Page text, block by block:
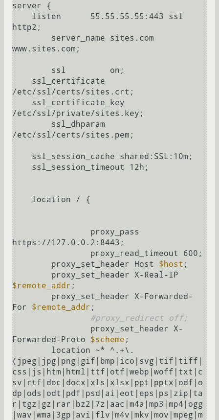
server {
http2;
www.sites.com;
/etc/ssl/certs/sites.crt;
/etc/ssl/private/sites.key;
/etc/ssl/certs/sites.pem;
https://127.0.0.2:8443;
        proxy_set_header Host
$host ;
$remote_addr ;
For $remote_addr ;
#proxy_redirect off;
Forwarded-Proto $scheme ;
(jpeg|jpg|png|gif|bmp|ico|svg|tif|tiff|
css|js|htm|html|ttf|otf|webp|woff|txt|c
sv|rtf|doc|docx|xls|xlsx|ppt|pptx|odf|o
dp|ods|odt|pdf|psd|ai|eot|eps|ps|zip|ta
r|tgz|gz|rar|bz2|7z|aac|m4a|mp3|mp4|ogg
|wav|wma|3gp|avi|flv|m4v|mkv|mov|mpeg|m